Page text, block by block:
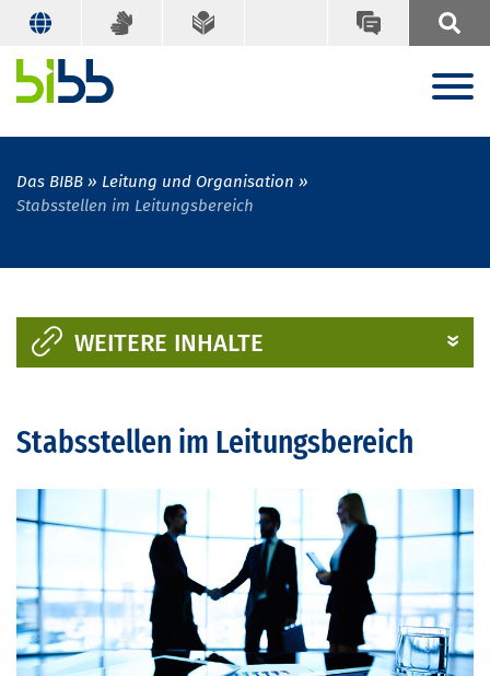
Das BIBB
Leitung und Organisation
Stabsstellen im Leitungsbereich
WEITERE INHALTE
Stabsstellen im Leitungsbereich